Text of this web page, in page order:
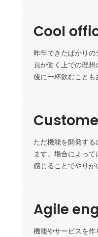
Cool
昨年できたばかり
員が働く上での理
後に一杯飲むことも
ただ機能を開発す
ます。場合によっ
感じることでやりが
Agile
機能やサービスを作